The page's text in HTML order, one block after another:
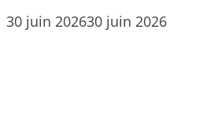
30 juin 202630 juin 2026